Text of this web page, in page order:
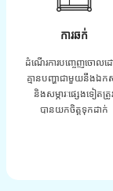
ការឆក់
ដំណើរការបញ្ចេញចោល
គ្មានបញ្ហាជាមួយនឹងឯក
និងសម្ភារៈផ្សេងទៀតត្រូ
បានយកចិត្តទុកដាក់